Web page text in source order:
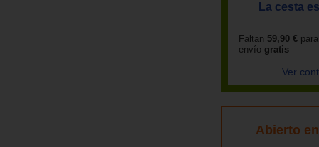
La cesta
Faltan 59,90 €
envío gratis
Ver
Abierto